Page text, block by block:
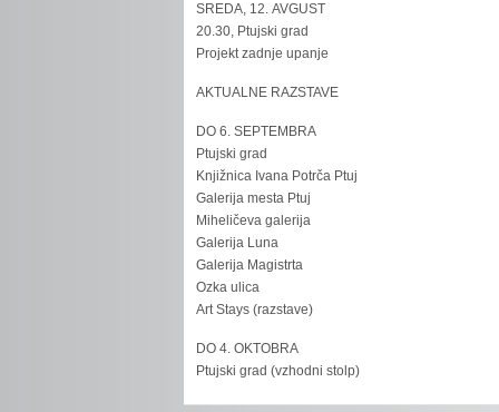
SREDA, 12. AVGUST
20.30, Ptujski grad
Projekt zadnje upanje
AKTUALNE RAZSTAVE
DO 6. SEPTEMBRA
Ptujski grad
Knjižnica Ivana Potrča Ptuj
Galerija mesta Ptuj
Miheličeva galerija
Galerija Luna
Galerija Magistrta
Ozka ulica
Art Stays (razstave)
DO 4. OKTOBRA
Ptujski grad (vzhodni stolp)